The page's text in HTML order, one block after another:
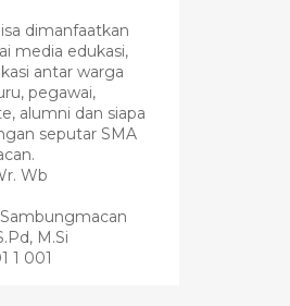
dimanfaatkan
media edukasi,
antar warga
pegawai,
alumni dan siapa
seputar SMA
Wb
M.Si
1 001